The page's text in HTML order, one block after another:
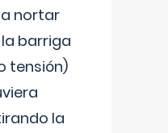
nortar
barriga
tensión)
la